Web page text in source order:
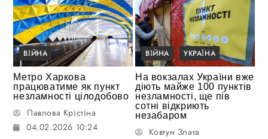
ВІЙНА
Метро Харкова
працюватиме як пункт
незламності цілодобово
Павлова Крістіна
04.02.2026 10:24
ВІЙНА УКРАЇНА
На вокзалах України вже
діють майже 100 пунктів
незламності, ще пів
сотні відкриють
незабаром
Ковтун Злата